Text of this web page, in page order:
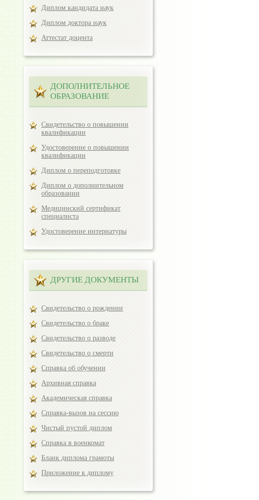
Диплом кандидата наук
Диплом доктора наук
Аттестат доцента
ДОПОЛНИТЕЛЬНОЕ
ОБРАЗОВАНИЕ
Свидетельство о повышении
квалификации
Удостоверение о повышении
квалификации
Диплом о переподготовке
Диплом о дополнительном
образовании
Медицинский сертификат
специалиста
Удостоверение интернатуры
ДРУГИЕ ДОКУМЕНТЫ
Свидетельство о рождении
Свидетельство о браке
Свидетельство о разводе
Свидетельство о смерти
Справка об обучении
Архивная справка
Академическая справка
Справка-вызов на сессию
Чистый пустой диплом
Справка в военкомат
Бланк диплома грамоты
Приложение к диплому